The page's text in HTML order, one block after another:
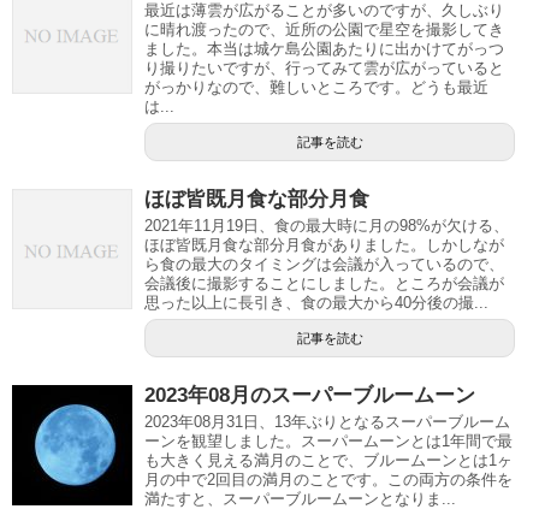
最近は薄雲が広がることが多いのですが、久しぶり
に晴れ渡ったので、近所の公園で星空を撮影してき
ました。本当は城ケ島公園あたりに出かけてがっつ
り撮りたいですが、行ってみて雲が広がっていると
がっかりなので、難しいところです。どうも最近
は...
記事を読む
ほぼ皆既月食な部分月食
2021年11月19日、食の最大時に月の98%が欠ける、
ほぼ皆既月食な部分月食がありました。しかしなが
ら食の最大のタイミングは会議が入っているので、
会議後に撮影することにしました。ところが会議が
思った以上に長引き、食の最大から40分後の撮...
記事を読む
2023年08月のスーパーブルームーン
2023年08月31日、13年ぶりとなるスーパーブルーム
ーンを観望しました。スーパームーンとは1年間で最
も大きく見える満月のことで、ブルームーンとは1ヶ
月の中で2回目の満月のことです。この両方の条件を
満たすと、スーパーブルームーンとなりま...